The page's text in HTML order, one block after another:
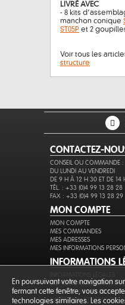
LIVRÉ AVEC
- 8 kits
manchon conique
ST05P et 2
Voir tous les
structure
CONTACTEZ-
CONSEIL OU COMMANDE :
DU LUNDI AU VENDREDI
DE 9 H À 12 H 30 ET DE 14
TÉL. : +33 (0)4 99 13 28 28
FAX : +33 (0)4 99 13 28 29
MON COMPTE
MON COMPTE
MES COMMANDES
MES ADRESSES
MES INFORMATIONS
INFORMATIONS
CONDITIONS GÉNÉRALES
PROTECTION DES DONNÉES
EXPÉDITION ET RETOURS
En poursuivant votre navigation
fermant cette fenêtre, vous
technologies similaires. Les